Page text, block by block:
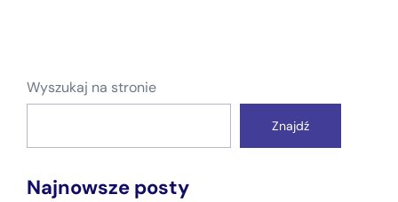
Wyszukaj na stronie
Znajdź
Najnowsze posty